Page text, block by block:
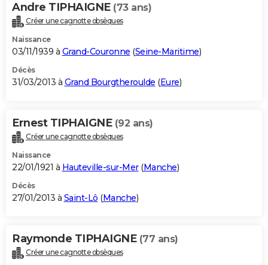
Andre TIPHAIGNE (73 ans)
Créer une cagnotte obsèques
Naissance
03/11/1939 à Grand-Couronne (Seine-Maritime)
Décès
31/03/2013 à Grand Bourgtheroulde (Eure)
Ernest TIPHAIGNE (92 ans)
Créer une cagnotte obsèques
Naissance
22/01/1921 à Hauteville-sur-Mer(Manche)
Décès
27/01/2013 à Saint-Lô (Manche)
Raymonde TIPHAIGNE (77 ans)
Créer une cagnotte obsèques